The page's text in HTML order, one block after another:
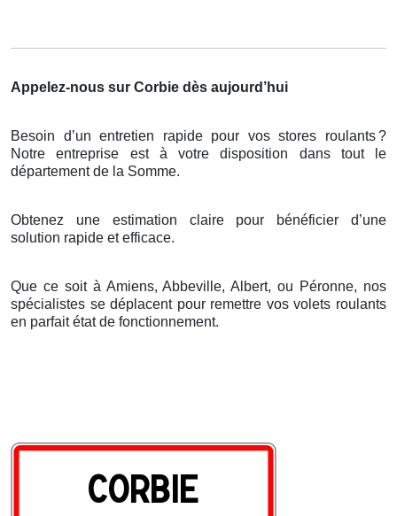
Appelez-nous sur Corbie dès aujourd’hui
Besoin d’un entretien rapide pour vos stores roulants?
Notre entreprise est à votre disposition dans tout le
département de la Somme.
Obtenez une estimation claire pour bénéficier d’une
solution rapide et efficace.
Que ce soit à Amiens, Abbeville, Albert, ou Péronne, nos
spécialistes se déplacent pour remettre vos volets roulants
en parfait état de fonctionnement.